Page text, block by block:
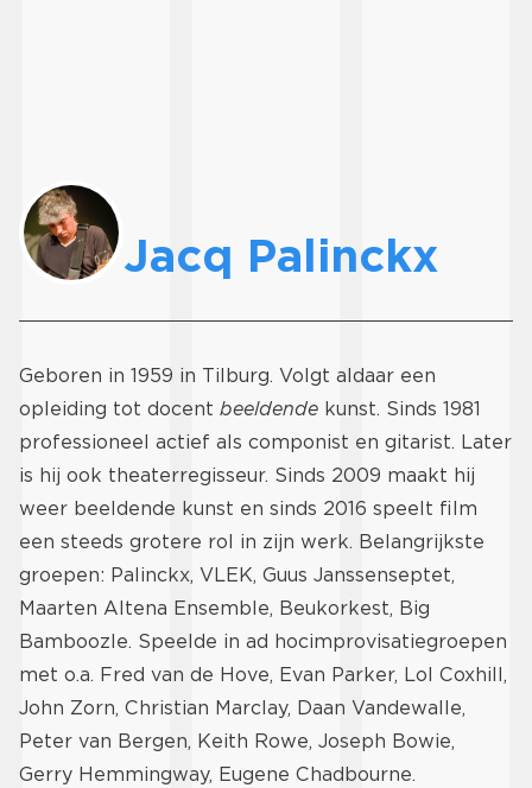
Jacq Palinckx
Geboren in 1959 in Tilburg. Volgt aldaar een
opleiding tot docent beeldende kunst. Sinds 1981
professioneel actief als componist en gitarist. Later
is hij ook theaterregisseur. Sinds 2009 maakt hij
weer beeldende kunst en sinds 2016 speelt film
een steeds grotere rol in zijn werk. Belangrijkste
groepen: Palinckx, VLEK, Guus Janssenseptet,
Maarten Altena Ensemble, Beukorkest, Big
Bamboozle. Speelde in ad hocimprovisatiegroepen
met o.a. Fred van de Hove, Evan Parker, Lol Coxhill,
John Zorn, Christian Marclay, Daan Vandewalle,
Peter van Bergen, Keith Rowe, Joseph Bowie,
Gerry Hemmingway, Eugene Chadbourne.